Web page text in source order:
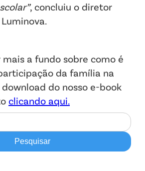
, concluiu o diretor
a fundo sobre como é
da família na
download do nosso e-book
clicando aqui.